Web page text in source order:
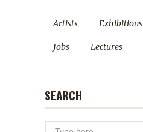
Artists Exhibitions
Jobs Lectures
SEARCH